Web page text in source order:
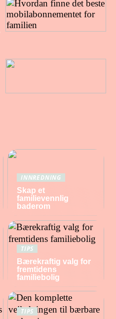
INNREDNING
Skap et
familievennlig
baderom
TIPS
Bærekraftig valg for
fremtidens
familiebolig
TIPS